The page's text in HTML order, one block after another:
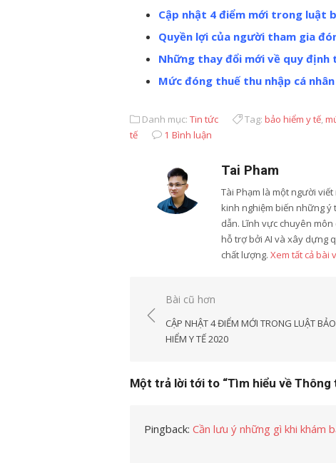
Cập nhật 4 điểm mới trong luật
Quyền lợi của người tham gia
Những thay đổi mới về quy định
Mức đóng thuế thu nhập cá
Danh mục: Tin tức Tag: bảo hiểm y tế,
tế
1 Bình luận
Tai Pham
Tài Phạm là một người
kinh nghiệm biến những
dẫn. Lĩnh vực chuyên
hỗ trợ bởi AI và xây dựng
chất lượng. Xem tất cả bài
Điều
hướng
Bài cũ hơn
CẬP NHẬT 4 ĐIỂM MỚI TRONG LUẬT BẢO
HIỂM Y TẾ 2020
Một trả lời tới to “Tìm hiểu về Thông
Pingback: Cần lưu ý những gì khi khám